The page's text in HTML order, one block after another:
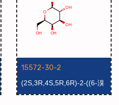
15572-30-2
(2S,3R,4S,5R,6R)-2-((6-溴
代萘-2-基)氧基)-6-(羟甲基)四